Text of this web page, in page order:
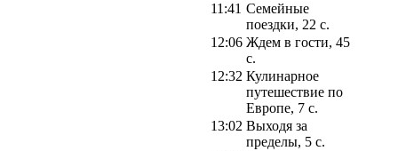
11:41 Семейные
поездки, 22 с.
12:06 Ждем в гости, 45
с.
12:32 Кулинарное
путешествие по
Европе, 7 с.
13:02 Выходя за
пределы, 5 с.